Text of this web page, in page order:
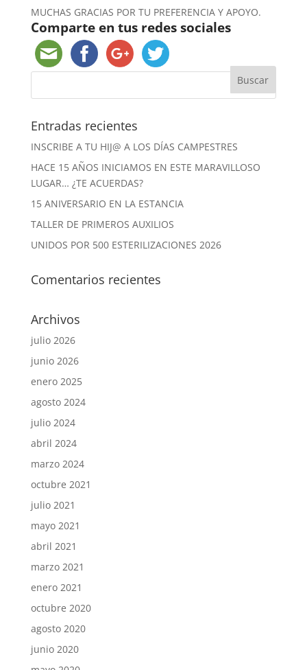
MUCHAS GRACIAS POR TU PREFERENCIA Y APOYO.
Comparte en tus redes sociales
Entradas recientes
INSCRIBE A TU HIJ@ A LOS DÍAS CAMPESTRES
HACE 15 AÑOS INICIAMOS EN ESTE MARAVILLOSO
LUGAR… ¿TE ACUERDAS?
15 ANIVERSARIO EN LA ESTANCIA
TALLER DE PRIMEROS AUXILIOS
UNIDOS POR 500 ESTERILIZACIONES 2026
Comentarios recientes
Archivos
julio 2026
junio 2026
enero 2025
agosto 2024
julio 2024
abril 2024
marzo 2024
octubre 2021
julio 2021
mayo 2021
abril 2021
marzo 2021
enero 2021
octubre 2020
agosto 2020
junio 2020